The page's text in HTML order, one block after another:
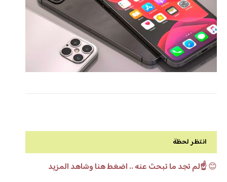
انتظر لحظة
😊☝️لم تجد ما تبحث عنه .. اضغط هنا وشاهد المزيد